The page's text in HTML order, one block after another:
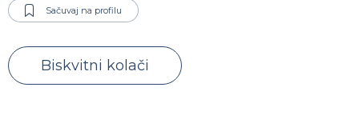
Sačuvaj na profilu
Biskvitni kolači